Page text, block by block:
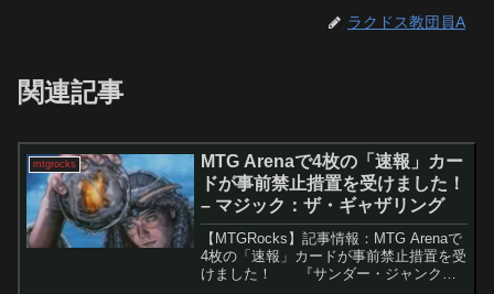
ラクドス教団員A
関連記事
mtgrocks
MTG Arenaで4枚の「速報」カー
ドが事前禁止措置を受けました！
– マジック：ザ・ギャザリング
【MTGRocks】記事情報：MTG Arenaで
4枚の「速報」カードが事前禁止措置を受
けました！ 『サンダー・ジャンクシ